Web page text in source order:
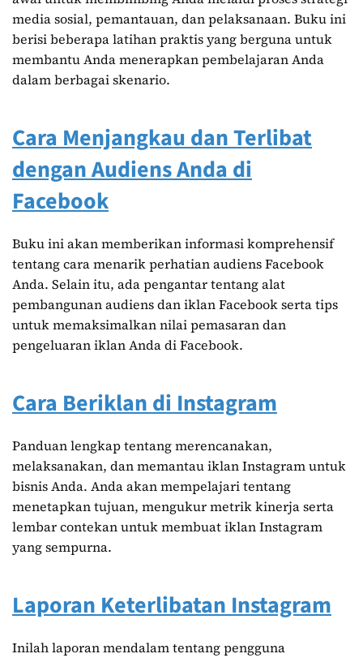
media sosial, pemantauan, dan pelaksanaan. Buku ini
berisi beberapa latihan praktis yang berguna untuk
membantu Anda menerapkan pembelajaran Anda
dalam berbagai skenario.
Cara Menjangkau dan Terlibat
dengan Audiens Anda di
Facebook
Buku ini akan memberikan informasi komprehensif
tentang cara menarik perhatian audiens Facebook
Anda. Selain itu, ada pengantar tentang alat
pembangunan audiens dan iklan Facebook serta tips
untuk memaksimalkan nilai pemasaran dan
pengeluaran iklan Anda di Facebook.
Cara Beriklan di Instagram
Panduan lengkap tentang merencanakan,
melaksanakan, dan memantau iklan Instagram untuk
bisnis Anda. Anda akan mempelajari tentang
menetapkan tujuan, mengukur metrik kinerja serta
lembar contekan untuk membuat iklan Instagram
yang sempurna.
Laporan Keterlibatan Instagram
Inilah laporan mendalam tentang pengguna